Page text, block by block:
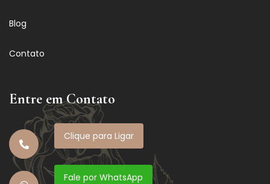
Blog
Contato
Entre em Contato
Clique para Ligar
Fale por WhatsApp